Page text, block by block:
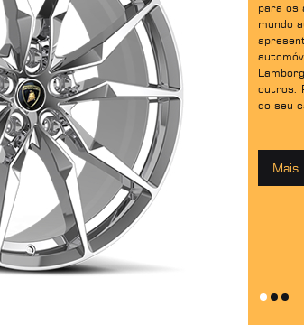
para os
mundo
outros.
do seu
Mais